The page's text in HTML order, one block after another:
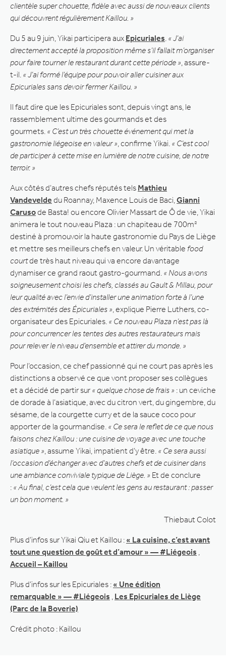
clientèle super chouette, fidèle avec aussi de nouveaux clients
qui découvrent régulièrement Kaillou. »
Du 5 au 9 juin, Yikai participera aux Epicuriales « J’ai
directement accepté la proposition même s’il fallait m’organiser
pour faire tourner le restaurant durant cette période » , assure-
t-il. « J’ai formé l’équipe pour pouvoir aller cuisiner aux
Epicuriales sans devoir fermer Kaillou. »
Il faut dire que les Epicuriales sont, depuis vingt ans, le
rassemblement ultime des gourmands et des
gourmets. « C’est un très chouette événement qui met la
gastronomie liégeoise en valeur » , confirme Yikai. « C’est cool
de participer à cette mise en lumière de notre cuisine, de notre
terroir. »
Aux côtés d’autres chefs réputés tels Mathieu
Vandevelde du Roannay, Maxence Louis de Baci, Gianni
Carusode Basta! ou encore Olivier Massart de Ô de vie, Yikai
animera le tout nouveau Plaza : un chapiteau de 700m²
destiné à promouvoir la haute gastronomie du Pays de Liège
et mettre ses meilleurs chefs en valeur. Un véritable food
courtde très haut niveau qui va encore davantage
dynamiser ce grand raout gastro-gourmand. « Nous avons
soigneusement choisi les chefs, classés au Gault & Millau, pour
leur qualité avec l’envie d’installer une animation forte à l’une
des extrémités des Épicuriales » , explique Pierre Luthers, co-
organisateur des Epicuriales. « Ce nouveau Plaza n’est pas là
pour concurrencer les tentes des autres restaurateurs mais
pour relever le niveau d’ensemble et attirer du monde. »
Pour l’occasion, ce chef passionné qui ne court pas après les
distinctions a observé ce que vont proposer ses collègues
et a décidé de partir sur « quelque chose de frais » : un ceviche
de dorade à l’asiatique, avec du citron vert, du gingembre, du
sésame, de la courgette curry et de la sauce coco pour
apporter de la gourmandise. « Ce sera le reflet de ce que nous
faisons chez Kaillou : une cuisine de voyage avec une touche
asiatique » , assume Yikai, impatient d’y être. « Ce sera aussi
l’occasion d’échanger avec d’autres chefs et de cuisiner dans
une ambiance conviviale typique de Liège. » Et de conclure
: « Au final, c’est cela que veulent les gens au restaurant : passer
un bon moment. »
Thiebaut Colot
Plus d’infos sur Yikai Qiu et Kaillou : « La cuisine, c’est avant
tout une question de goût et d’amour » — #Liégeois
Accueil – Kaillou
Plus d’infos sur les Epicuriales : « Une édition
remarquable » — #Liégeois Les Epicuriales de Liège
(Parc de la Boverie)
Crédit photo : Kaillou